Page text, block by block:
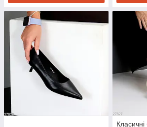
Класичні